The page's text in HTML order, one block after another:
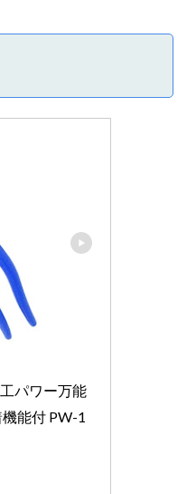
パワー万能
能付 PW-1